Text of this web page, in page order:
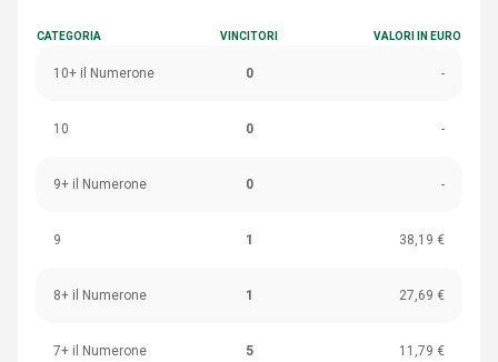
CATEGORIA VINCITORI VALORI IN EURO
10+ il Numerone 0 -
10 0 -
9+ il Numerone 0 -
9 1 38,19 €
8+ il Numerone 1 27,69 €
7+ il Numerone 5 11,79 €